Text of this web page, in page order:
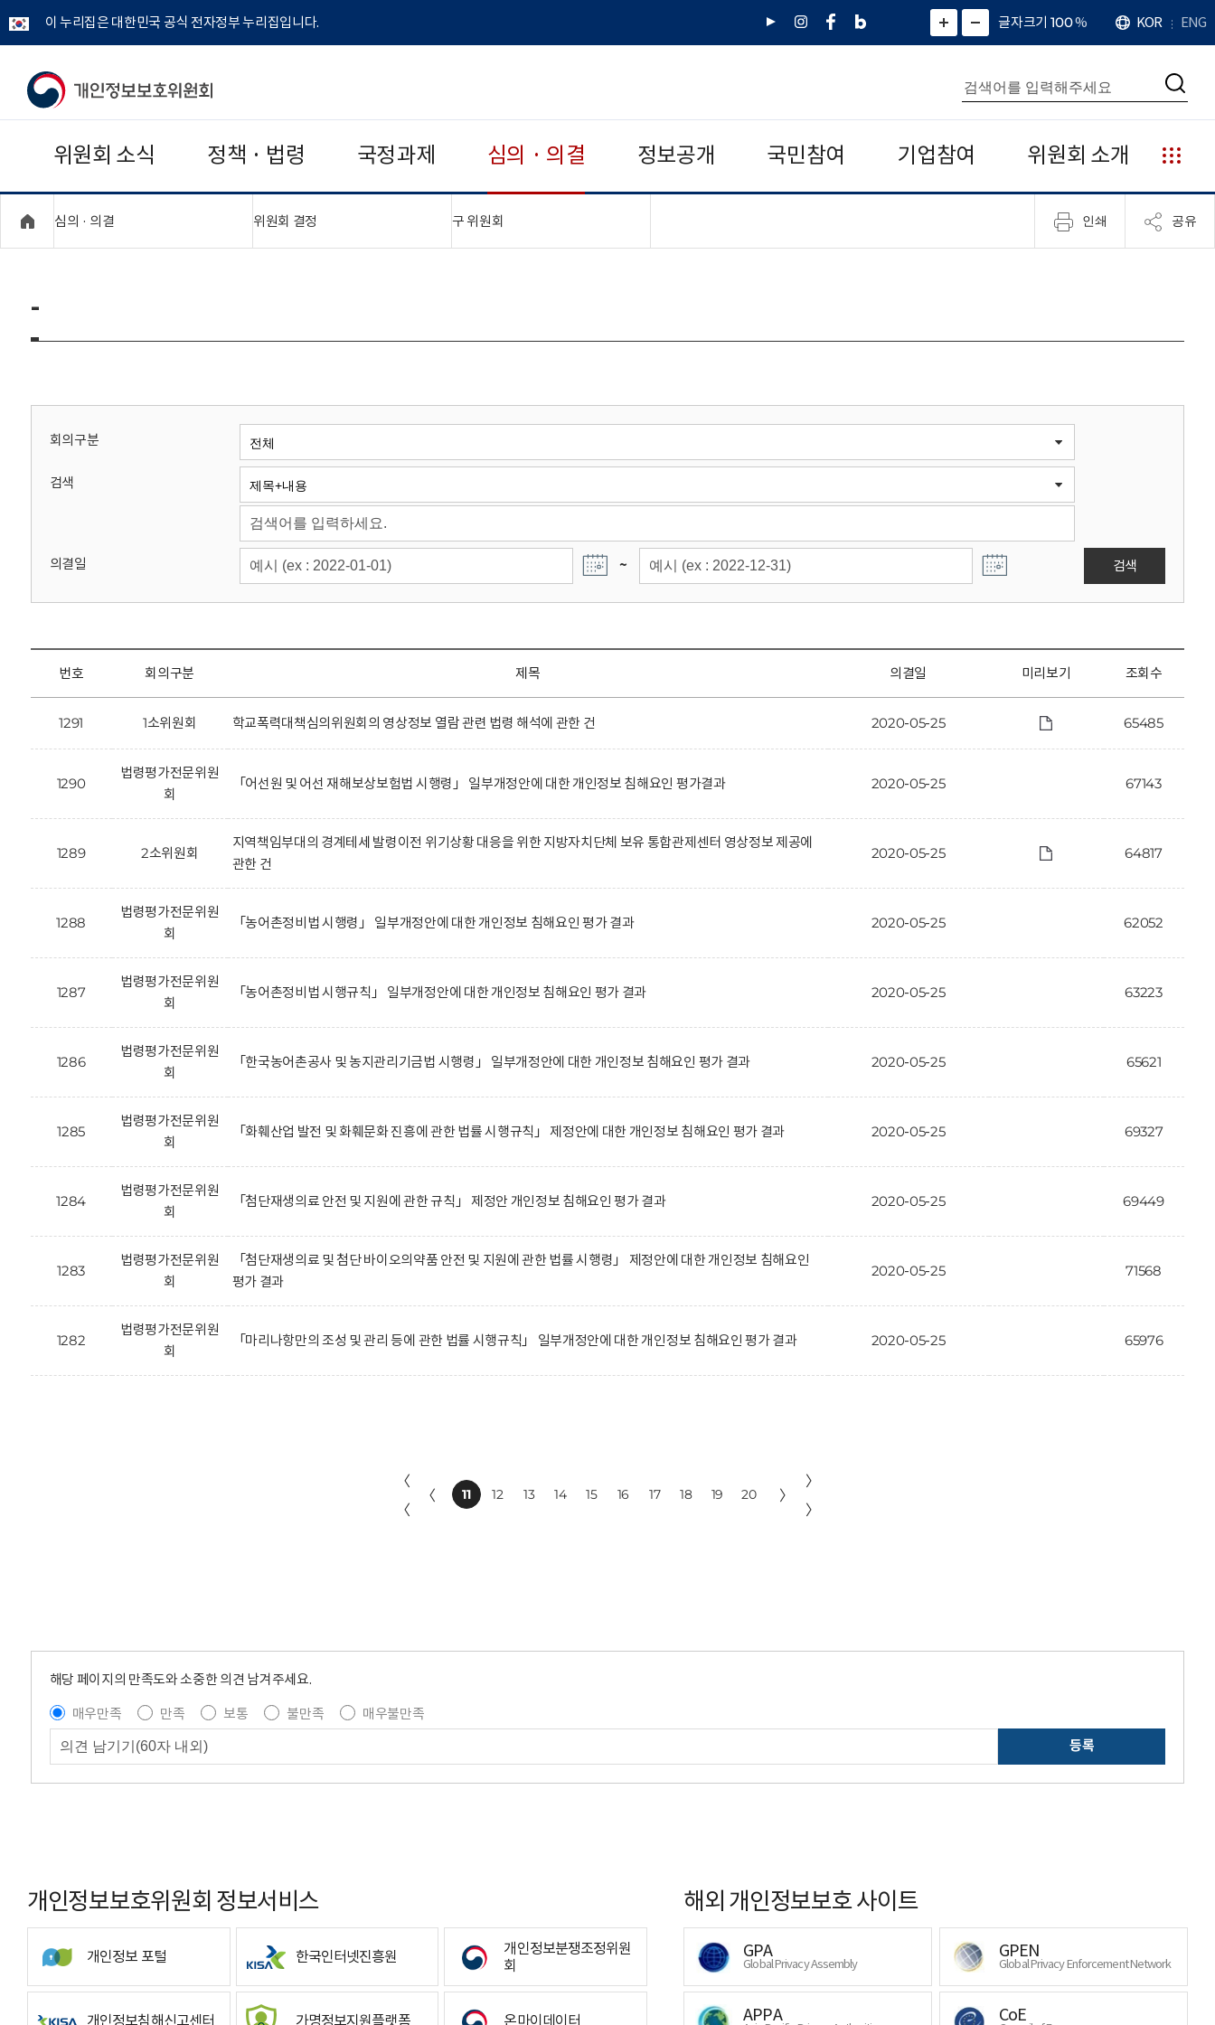
이 누리집은 대한민국 공식 전자정부 누리집입니다.
유
인
페
네
그
)
화
면
면
소
확
대
치
글자크기 100%
언
어
KOR ENG
개
보
보
위
회
통
합
검
색
검
위원회 소식 정책 · 법령 국정과제 심의 · 의결 정보공개 국민참여 기업참여 위원회 소개
누
리
집
안
심의 · 의결 위원회 결정 구 위원회 인쇄 공유
-
회의구분
검색
의결일 ~ 검색
번호 회의구분 제목 의결일 미리보기 조회수
1291 1소위원회 학교폭력대책심의위원회의 영상정보 열람 관련 법령 해석에 관한 건 2020-05-25 65485
1290
법령평가전문위원
회
「어선원 및 어선 재해보상보험법 시행령」 일부개정안에 대한 개인정보 침해요인 평가결과 2020-05-25 67143
1289 2소위원회
지역책임부대의 경계테세 발령이전 위기상황 대응을 위한 지방자치단체 보유 통합관제센터 영상정보 제공에
관한 건
2020-05-25 64817
1288
법령평가전문위원
회
「농어촌정비법 시행령」 일부개정안에 대한 개인정보 침해요인 평가 결과 2020-05-25 62052
1287
법령평가전문위원
회
「농어촌정비법 시행규칙」 일부개정안에 대한 개인정보 침해요인 평가 결과 2020-05-25 63223
1286
법령평가전문위원
회
「한국농어촌공사 및 농지관리기금법 시행령」 일부개정안에 대한 개인정보 침해요인 평가 결과 2020-05-25 65621
1285
법령평가전문위원
회
「화훼산업 발전 및 화훼문화 진흥에 관한 법률 시행규칙」 제정안에 대한 개인정보 침해요인 평가 결과 2020-05-25 69327
1284
법령평가전문위원
회
「첨단재생의료 안전 및 지원에 관한 규칙」 제정안 개인정보 침해요인 평가 결과 2020-05-25 69449
1283
법령평가전문위원
회
「첨단재생의료 및 첨단 바이오의약품 안전 및 지원에 관한 법률 시행령」 제정안에 대한 개인정보 침해요인
평가 결과
2020-05-25 71568
1282
법령평가전문위원
회
「마리나항만의 조성 및 관리 등에 관한 법률 시행규칙」 일부개정안에 대한 개인정보 침해요인 평가 결과 2020-05-25 65976
〈
〈
〈 11 12 13 14 15 16 17 18 19 20 〉
〉
〉
해당 페이지의 만족도와 소중한 의견 남겨주세요.
매우만족
만족 보통 불만족
매우불만족
등록
개인정보보호위원회 정보서비스
개인정보 포털 한국인터넷진흥원
개인정보분쟁조정위원
회
개인정보침해신고센터 가명정보지원플랫폼 온마이데이터
해외 개인정보보호 사이트
GPA
Global Privacy Assembly
GPEN
Global Privacy Enforcement Network
APPA CoE